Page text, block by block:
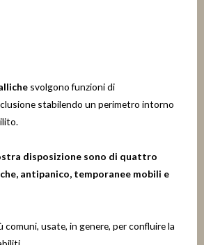
svolgono funzioni di
stabilendo un perimetro intorno
disposizione sono di quattro
antipanico, temporanee mobili e
comuni, usate, in genere, per confluire la